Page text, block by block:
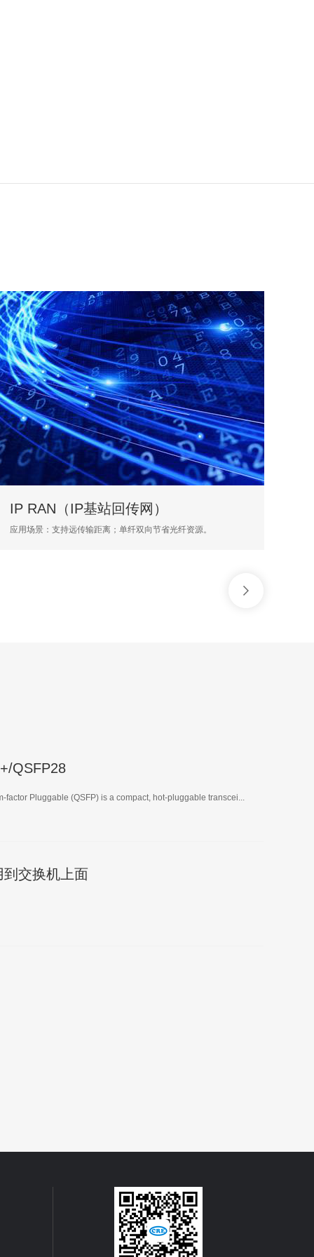
（IP基站回传网）
持远传输距离；单纤双向节省光纤资源。
QSFP28
factor Pluggable (QSFP) is a compact, hot-pluggable transcei...
交换机上面